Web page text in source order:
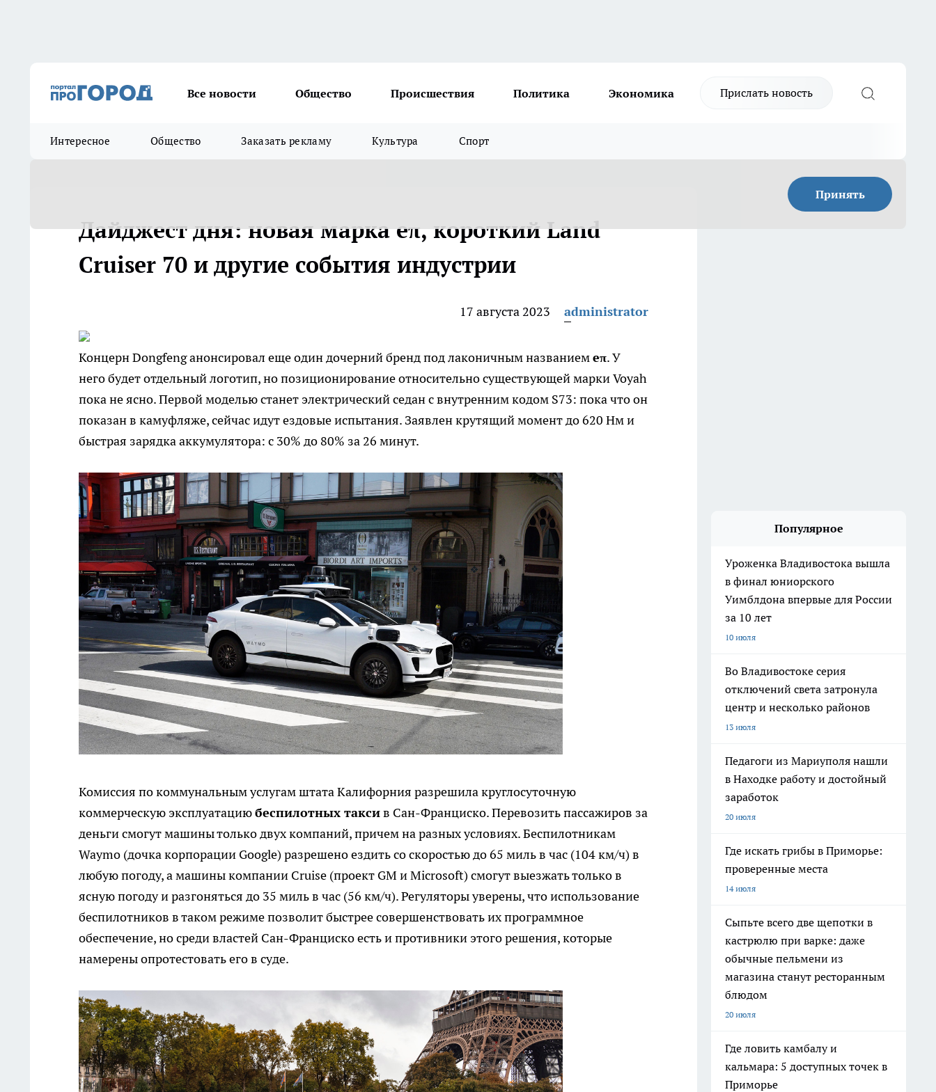
Все новости Общество Происшествия Политика Экономика Прислать новость
Интересное Общество Заказать рекламу Культура Спорт
Принять
Дайджест дня: новая марка eπ, короткий Land
Cruiser 70 и другие события индустрии
17 августа 2023 administrator
Концерн Dongfeng анонсировал еще один дочерний бренд под лаконичным названиемeπ. У
него будет отдельный логотип, но позиционирование относительно существующей марки Voyah
пока не ясно. Первой моделью станет электрический седан с внутренним кодом S73: пока что он
показан в камуфляже, сейчас идут ездовые испытания. Заявлен крутящий момент до 620 Нм и
быстрая зарядка аккумулятора: с 30% до 80% за 26 минут.
Комиссия по коммунальным услугам штата Калифорния разрешила круглосуточную
коммерческую эксплуатациюбеспилотных таксив Сан-Франциско. Перевозить пассажиров за
деньги смогут машины только двух компаний, причем на разных условиях. Беспилотникам
Waymo (дочка корпорации Google) разрешено ездить со скоростью до 65 миль в час (104 км/ч) в
любую погоду, а машины компании Cruise (проект GM и Microsoft) смогут выезжать только в
ясную погоду и разгоняться до 35 миль в час (56 км/ч). Регуляторы уверены, что использование
беспилотников в таком режиме позволит быстрее совершенствовать их программное
обеспечение, но среди властей Сан-Франциско есть и противники этого решения, которые
намерены опротестовать его в суде.
Популярное
Уроженка Владивостока вышла
в финал юниорского
Уимблдона впервые для России
за 10 лет
10 июля
Во Владивостоке серия
отключений света затронула
центр и несколько районов
13 июля
Педагоги из Мариуполя нашли
в Находке работу и достойный
заработок
20 июля
Где искать грибы в Приморье:
проверенные места
14 июля
Сыпьте всего две щепотки в
кастрюлю при варке: даже
обычные пельмени из
магазина станут ресторанным
блюдом
20 июля
Где ловить камбалу и
кальмара: 5 доступных точек в
Приморье